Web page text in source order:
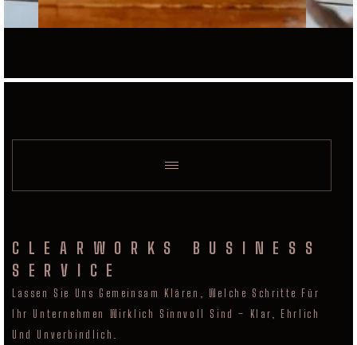
CLEARWORKS BUSINESS
SERVICE
Lassen Sie Uns Gemeinsam Klären, Welche Schritte Für
Ihr Unternehmen Wirklich Sinnvoll Sind – Klar, Ehrlich
Und Unverbindlich.